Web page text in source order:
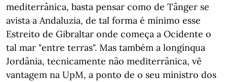
mediterrânica, basta pensar como de Tânger se
avista a Andaluzia, de tal forma é mínimo esse
Estreito de Gibraltar onde começa a Ocidente o
tal mar "entre terras". Mas também a longínqua
Jordânia, tecnicamente não mediterrânica, vê
vantagem na UpM, a ponto de o seu ministro dos